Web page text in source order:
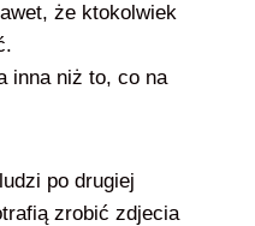
że ktokolwiek
inna niż to, co na
po drugiej
zrobić zdjecia